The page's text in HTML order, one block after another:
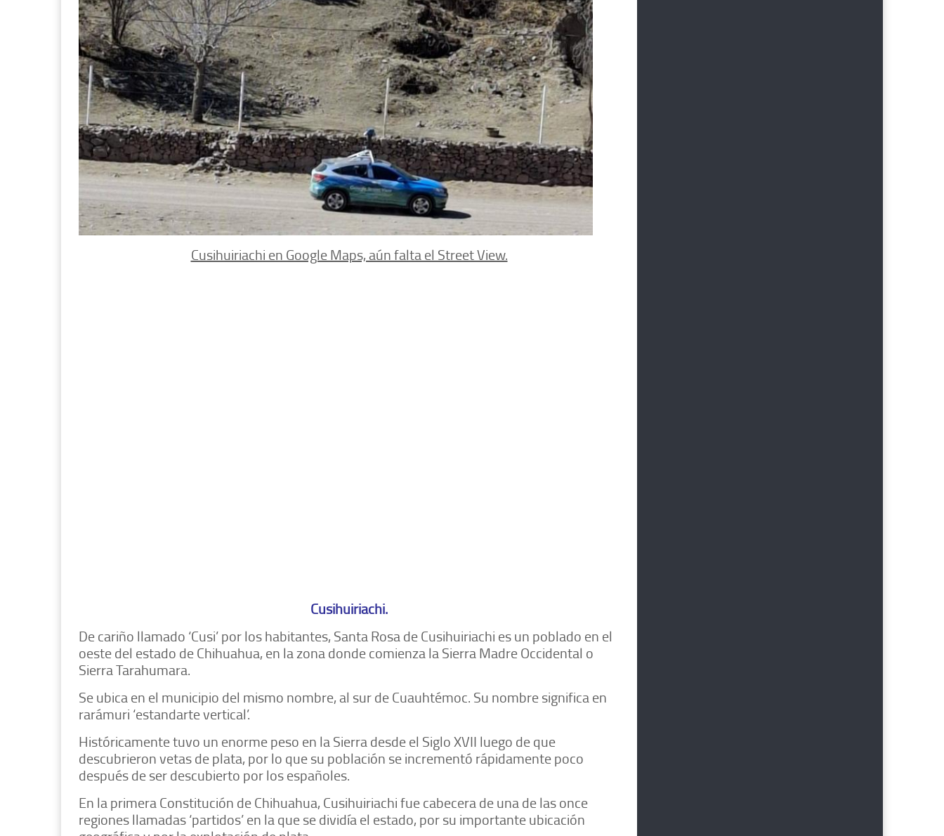
Cusihuiriachi en Google Maps, aún falta el Street View.
Cusihuiriachi.
De cariño llamado ‘Cusi’ por los habitantes, Santa Rosa de Cusihuiriachi es un poblado en el
oeste del estado de Chihuahua, en la zona donde comienza la Sierra Madre Occidental o
Sierra Tarahumara.
Se ubica en el municipio del mismo nombre, al sur de Cuauhtémoc. Su nombre significa en
rarámuri ‘estandarte vertical’.
Históricamente tuvo un enorme peso en la Sierra desde el Siglo XVII luego de que
descubrieron vetas de plata, por lo que su población se incrementó rápidamente poco
después de ser descubierto por los españoles.
En la primera Constitución de Chihuahua, Cusihuiriachi fue cabecera de una de las once
regiones llamadas ‘partidos’ en la que se dividía el estado, por su importante ubicación